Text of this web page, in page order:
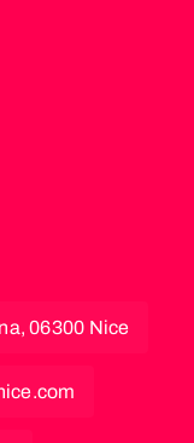
06300 Nice